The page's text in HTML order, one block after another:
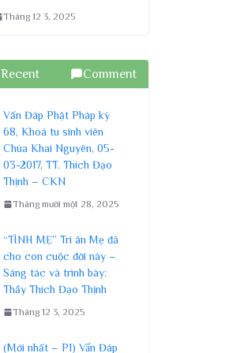
Tháng 12 3, 2025
Recent Comment
Vấn Đáp Phật Pháp kỳ
68, Khoá tu sinh viên
Chùa Khai Nguyên, 05-
03-2017, TT. Thích Đạo
Thịnh – CKN
Tháng mười một 28, 2025
“TÌNH MẸ” Tri ân Mẹ đã
cho con cuộc đời này –
Sáng tác và trình bày:
Thầy Thích Đạo Thịnh
Tháng 12 3, 2025
(Mới nhất – P1) Vấn Đáp